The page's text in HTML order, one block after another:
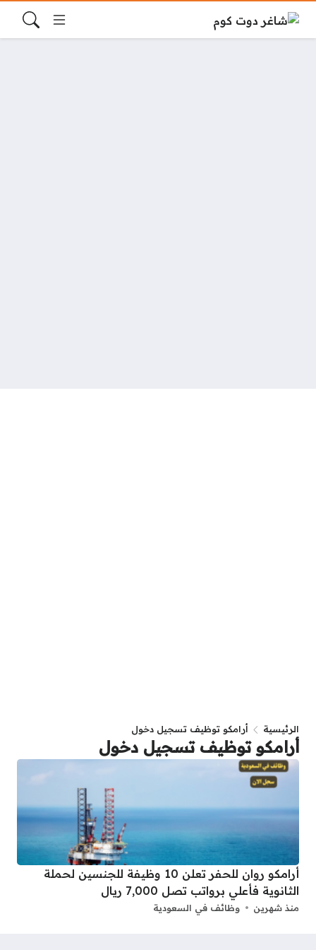
الرئيسية أرامكو توظيف تسجيل دخول
أرامكو توظيف تسجيل دخول
أرامكو روان للحفر تعلن 10 وظيفة للجنسين لحملة
الثانوية فأعلي برواتب تصل 7,000 ريال
منذ شهرين وظائف في السعودية